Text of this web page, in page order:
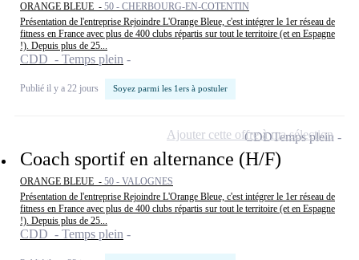
ORANGE BLEUE - 50 - CHERBOURG-EN-COTENTIN
Présentation de l'entreprise Rejoindre L'Orange Bleue, c'est intégrer le 1er réseau de
fitness en France avec plus de 400 clubs répartis sur tout le territoire (et en Espagne
!). Depuis plus de 25...
CDD - Temps plein
Publié il y a 22 jours Soyez parmi les 1ers à postuler
Coach sportif en alternance (H/F)
ORANGE BLEUE - 50 - VALOGNES
Présentation de l'entreprise Rejoindre L'Orange Bleue, c'est intégrer le 1er réseau de
fitness en France avec plus de 400 clubs répartis sur tout le territoire (et en Espagne
!). Depuis plus de 25...
CDD - Temps plein
CDDTemps plein
Ajouter cette offre à ma sélection